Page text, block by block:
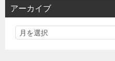
アーカイブ